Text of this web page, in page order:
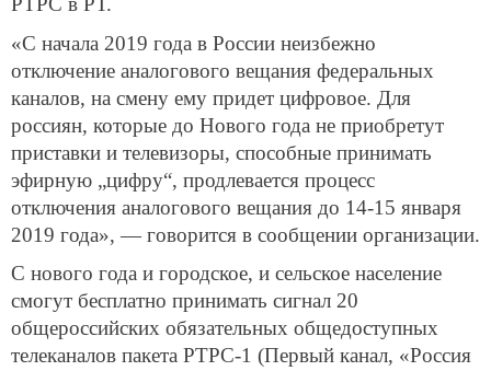
«С начала 2019 года в России неизбежно
отключение аналогового вещания федеральных
каналов, на смену ему придет цифровое. Для
россиян, которые до Нового года не приобретут
приставки и телевизоры, способные принимать
эфирную „цифру“, продлевается процесс
отключения аналогового вещания до 14-15 января
2019 года», — говорится в сообщении организации.
С нового года и городское, и сельское население
смогут бесплатно принимать сигнал 20
общероссийских обязательных общедоступных
телеканалов пакета РТРС-1 (Первый канал, «Россия